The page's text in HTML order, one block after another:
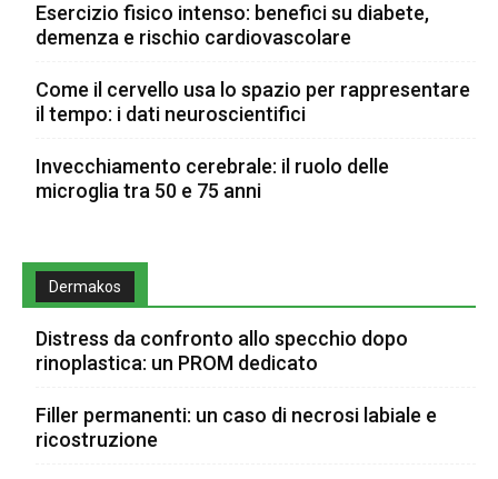
Esercizio fisico intenso: benefici su diabete,
demenza e rischio cardiovascolare
Come il cervello usa lo spazio per rappresentare
il tempo: i dati neuroscientifici
Invecchiamento cerebrale: il ruolo delle
microglia tra 50 e 75 anni
Dermakos
Distress da confronto allo specchio dopo
rinoplastica: un PROM dedicato
Filler permanenti: un caso di necrosi labiale e
ricostruzione